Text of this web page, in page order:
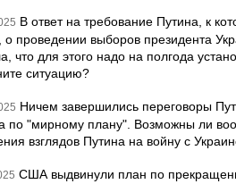
В ответ на требование Путина, к
проведении выборов президента
что для этого надо на полгода
ситуацию?
Ничем завершились переговоры
по "мирному плану". Возможны ли
взглядов Путина на войну с
США выдвинули план по